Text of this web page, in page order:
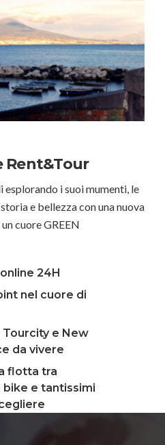
Rent&Tour
i suoi mumenti, le
e bellezza con una nuova
cuore GREEN
24H
nel cuore di
Tourcity e New
da vivere
flotta tra
e tantissimi